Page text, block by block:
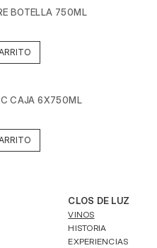
BOTELLA 750ML
CAJA 6X750ML
CLOS DE LUZ
VINOS
HISTORIA
EXPERIENCIAS